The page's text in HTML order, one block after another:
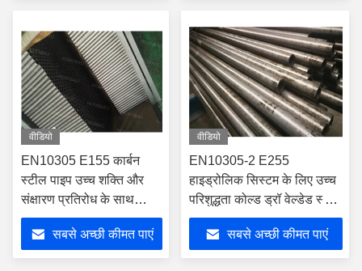
वीडियो
EN10305 E155 कार्बन
स्टील पाइप उच्च शक्ति और
संक्षारण प्रतिरोध के साथ
निर्बाध हाइड्रोलिक ट्यूब
सबसे अच्छी कीमत पाएं
वीडियो
EN10305-2 E255
हाइड्रोलिक सिस्टम के लिए उच्च
परिशुद्धता कोल्ड ड्रॉ वेल्डेड स्टील
ट्यूब
सबसे अच्छी कीमत पाएं